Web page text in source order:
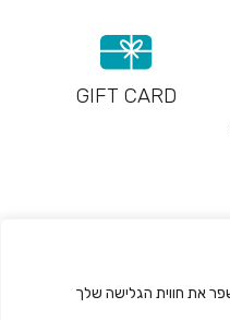
GIFT CARD